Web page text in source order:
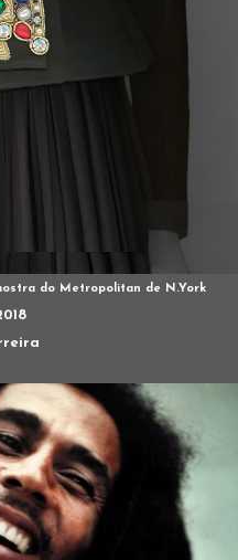
do Metropolitan de N.York